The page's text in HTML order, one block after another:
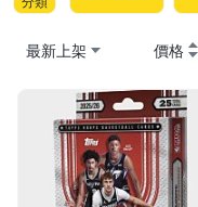
最新上架 價格